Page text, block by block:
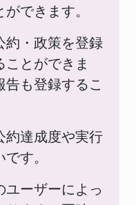
できます。
約・政策を登録
ことができま
も登録するこ
約達成度や実行
す。
ーザーによっ